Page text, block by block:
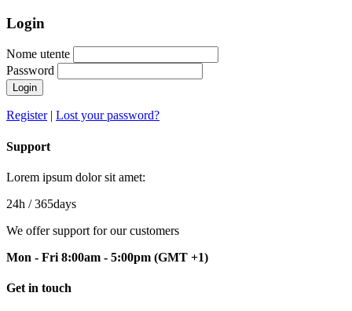
Login
Nome utente
Password
Login
Register| Lost your password?
Support
Lorem ipsum dolor sit amet:
24h / 365days
We offer support for our customers
Mon - Fri 8:00am - 5:00pm (GMT +1)
Get in touch